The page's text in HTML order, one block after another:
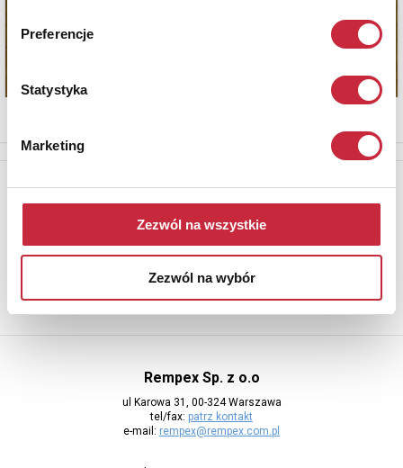
Preferencje
Statystyka
Marketing
Zezwól na wszystkie
Zezwól na wybór
Newsletter
adres e-mail
Rempex Sp. z o.o
ul Karowa 31, 00-324 Warszawa
tel/fax: patrz kontakt
e-mail: rempex@rempex.com.pl